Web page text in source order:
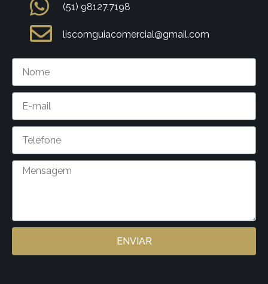
(51) 98127.7198
liscomguiacomercial@gmail.com
ENVIAR